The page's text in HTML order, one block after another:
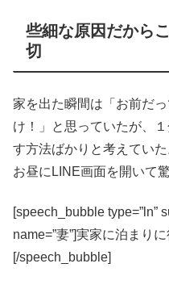
些細な原因だから
切
家を出た瞬間は「お前だ
け！」と思っていたが、
す方法ばかりと考えてい
お昼にLINE画面を開いて驚
[speech_bubble type=”ln”
name=”妻”]実家に泊まり
[/speech_bubble]